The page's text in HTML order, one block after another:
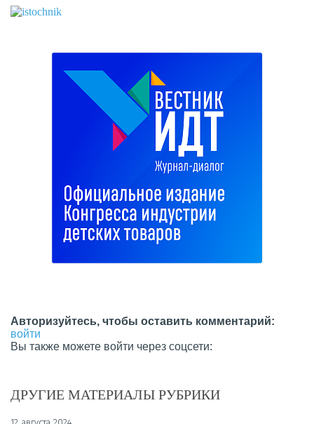
Авторизуйтесь, чтобы оставить комментарий:
войти
Вы также можете войти через соцсети:
ДРУГИЕ МАТЕРИАЛЫ РУБРИКИ